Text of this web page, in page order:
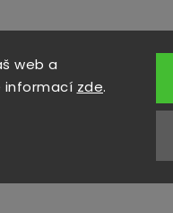
web a
informací zde.